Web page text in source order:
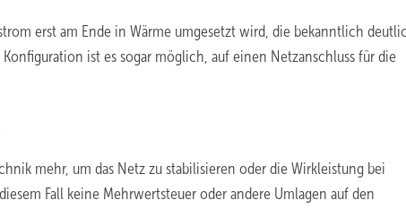
erst am Ende in Wärme umgesetzt wird, die bekanntlich
ist es sogar möglich, auf einen Netzanschluss für die
mehr, um das Netz zu stabilisieren oder die Wirkleistung bei
Fall keine Mehrwertsteuer oder andere Umlagen auf den